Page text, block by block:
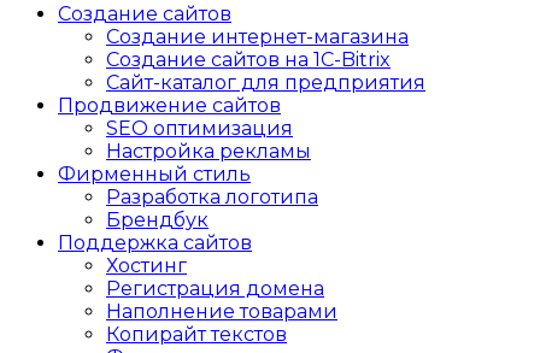
Создание сайтов
Создание интернет-магазина
Создание сайтов на 1C-Bitrix
Сайт-каталог для предприятия
Продвижение сайтов
SEO оптимизация
Настройка рекламы
Фирменный стиль
Разработка логотипа
Брендбук
Поддержка сайтов
Хостинг
Регистрация домена
Наполнение товарами
Копирайт текстов